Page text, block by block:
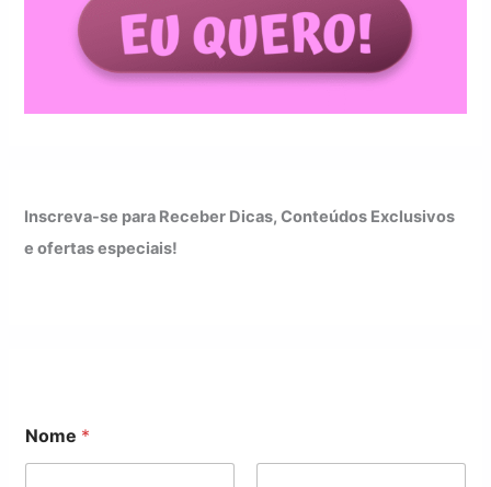
Inscreva-se para Receber Dicas, Conteúdos Exclusivos
e ofertas especiais!
Nome *